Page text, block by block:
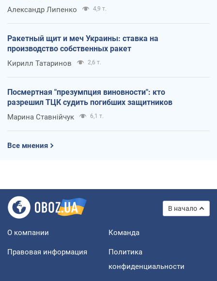
Александр Липенко 4,9 т.
Ракетный щит и меч Украины: ставка на
производство собственных ракет
Кирилл Татаринов 2,6 т.
Посмертная "презумпция виновности": кто
разрешил ТЦК судить погибших защитников
Марина Ставнійчук 6,1 т.
Все мнения
В начало
О компании Команда
Правовая информация
Политика
конфиденциальности